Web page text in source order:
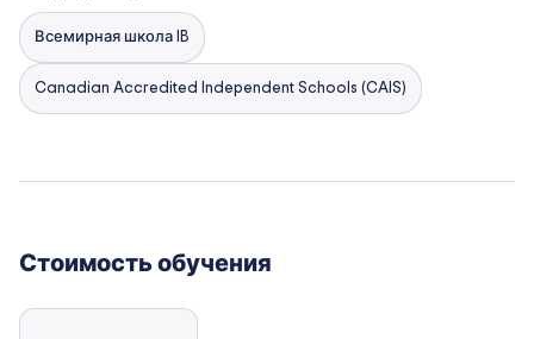
Всемирная школа IB
Canadian Accredited Independent Schools (CAIS)
Стоимость обучения